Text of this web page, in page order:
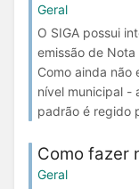
Geral
O SIGA possui
emissão de Nota
Como ainda não
nível municipal -
padrão é regido
Como fazer
Geral